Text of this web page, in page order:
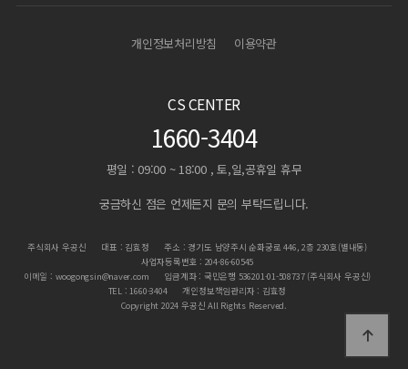
개인정보처리방침 이용약관
CS CENTER
1660-3404
평일 : 09:00 ~ 18:00 , 토,일,공휴일 휴무
궁금하신 점은 언제든지 문의 부탁드립니다.
주식회사 우공신 대표 : 김효정
주소 : 경기도 남양주시 순화궁로 446, 2층 230호(별내동)
사업자등록번호 : 204-86-60545
이메일 : woogongsin@naver.com
입금계좌 : 국민은행 536201-01-508737 (주식회사 우공신)
TEL : 1660-3404
개인정보책임관리자 : 김효정
Copyright 2024 우공신 All Rights Reserved.